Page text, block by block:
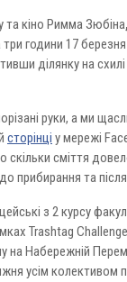
та кіно Римма Зюбіна,
три години 17
ділянку на
руки, а ми
сторінці у мережі
скільки сміття
прибирання та
з 2 курсу
Trashtag
на Набережній
усім колективом